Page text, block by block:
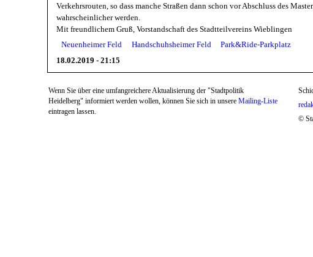
Verkehrsrouten, so dass manche Straßen dann schon vor Abschluss des
wahrscheinlicher werden.
Mit freundlichem Gruß, Vorstandschaft des Stadtteilvereins Wieblingen
Neuenheimer Feld
Handschuhsheimer Feld
Park&Ride-Parkplatz
18.02.2019 - 21:15
Wenn Sie über eine umfangreichere Aktualisierung der "Stadtpolitik
Heidelberg" informiert werden wollen, können Sie sich in unsereMailing-Liste
eintragen lassen.
©